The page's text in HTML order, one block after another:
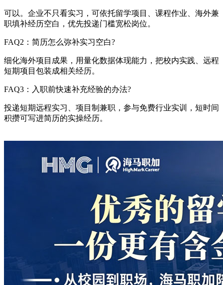
可以。企业不只看实习，可依托留学项目、课程作业、海外兼
职填补经历空白，优先投递门槛宽松岗位。
FAQ2：简历怎么弥补实习空白?
细化海外项目成果，用量化数据体现能力，把校内实践、远程
短期项目包装成相关经历。
FAQ3：入职前快速补充经验的办法?
投递短期远程实习、项目制兼职，参与免费行业实训，短时间
积攒可写进简历的实操经历。